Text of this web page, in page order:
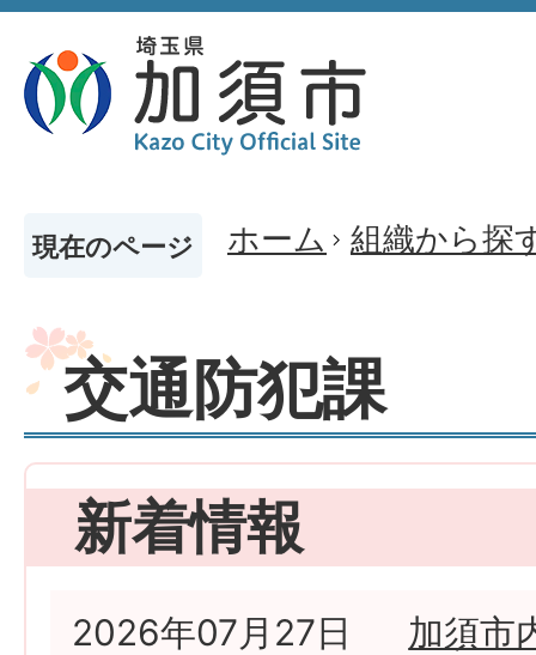
現在のページ ホーム 組織から探
交通防犯課
新着情報
2026年07月27日
加須市